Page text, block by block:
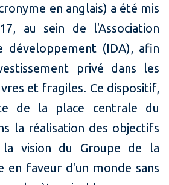
en anglais) a été mis
au sein de l'Association
développement (IDA), afin
privé dans les
et fragiles. Ce dispositif,
de la place centrale du
la réalisation des objectifs
vision du Groupe de la
en faveur d'un monde sans